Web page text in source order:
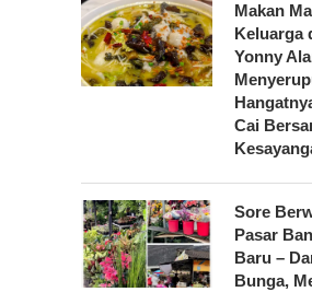
Makan
Keluarga
Yonny
Cai
Sore
Pasar
Baru –
Bunga,